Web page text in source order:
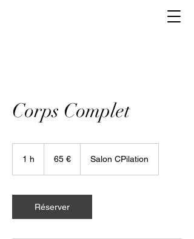
Corps Complet
1 h 65 € Salon CPilation
Réserver